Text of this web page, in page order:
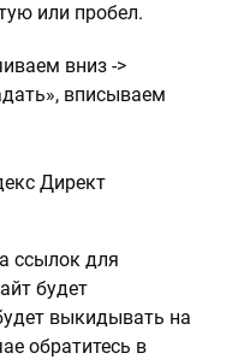
или пробел.
вниз ->
вписываем
ссылок для
будет
выкидывать на
обратитесь в